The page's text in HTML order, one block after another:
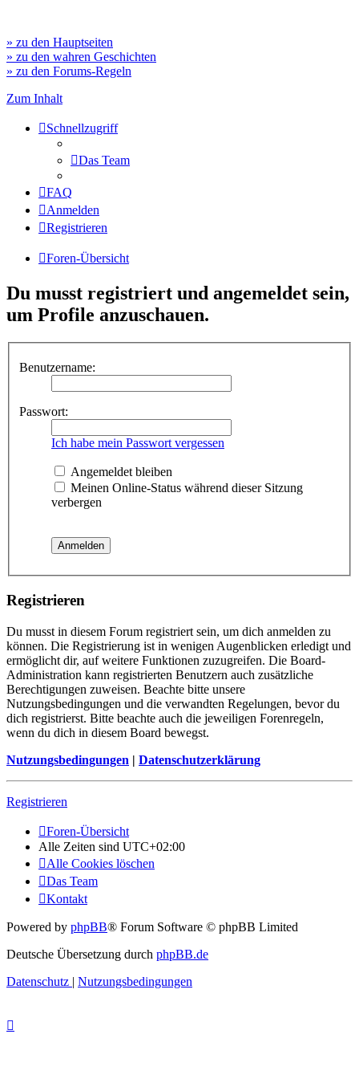
» zu den Hauptseiten
» zu den wahren Geschichten
» zu den Forums-Regeln
Zum Inhalt
Schnellzugriff
Das Team
FAQ
Anmelden
Registrieren
Foren-Übersicht
Du musst registriert und angemeldet sein,
um Profile anzuschauen.
Benutzername:
Passwort:
Ich habe mein Passwort vergessen
Angemeldet bleiben
Meinen Online-Status während dieser Sitzung
verbergen
Registrieren
Du musst in diesem Forum registriert sein, um dich anmelden zu
können. Die Registrierung ist in wenigen Augenblicken erledigt und
ermöglicht dir, auf weitere Funktionen zuzugreifen. Die Board-
Administration kann registrierten Benutzern auch zusätzliche
Berechtigungen zuweisen. Beachte bitte unsere
Nutzungsbedingungen und die verwandten Regelungen, bevor du
dich registrierst. Bitte beachte auch die jeweiligen Forenregeln,
wenn du dich in diesem Board bewegst.
Nutzungsbedingungen | Datenschutzerklärung
Registrieren
Foren-Übersicht
Alle Zeiten sind UTC+02:00
Alle Cookies löschen
Das Team
Kontakt
Powered by phpBB® Forum Software © phpBB Limited
Deutsche Übersetzung durch phpBB.de
Datenschutz | Nutzungsbedingungen